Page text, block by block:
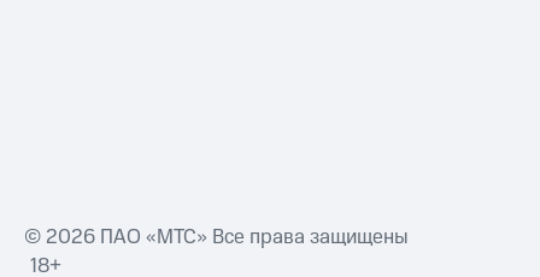
© 2026 ПАО «МТС» Все права защищены
18+